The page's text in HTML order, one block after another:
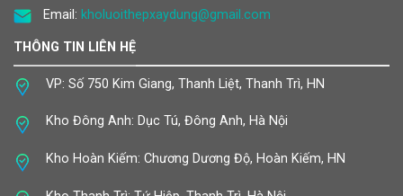
Email: kholuoithepxaydung@gmail.com
THÔNG TIN LIÊN HỆ
VP: Số 750 Kim Giang, Thanh Liệt, Thanh Trì, HN
Kho Đông Anh: Dục Tú, Đông Anh, Hà Nội
Kho Hoàn Kiếm: Chương Dương Độ, Hoàn Kiếm, HN